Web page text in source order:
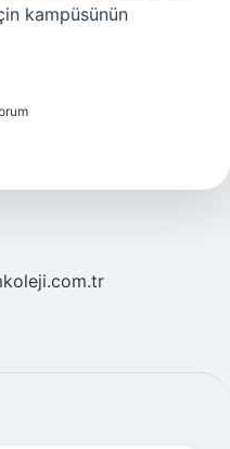
kampüsünün